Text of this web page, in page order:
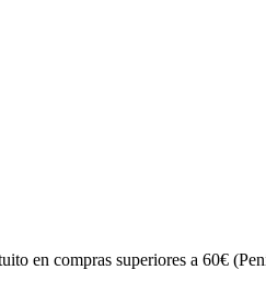
en compras superiores a 60€